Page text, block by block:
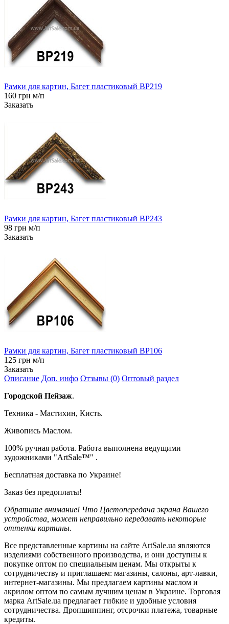
Рамки для картин, Багет пластиковый BP219
160 грн м/п
Заказать
Рамки для картин, Багет пластиковый BP243
98 грн м/п
Заказать
Рамки для картин, Багет пластиковый BP106
125 грн м/п
Заказать
Описание Доп. инфо Отзывы (0) Оптовый раздел
Городской Пейзаж.
Техника - Мастихин, Кисть.
Живопись Маслом.
100% ручная работа. Работа выполнена ведущими
художниками "ArtSale™" .
Бесплатная доставка по Украине!
Заказ без предоплаты!
Обратите внимание! Что Цветопередача экрана Вашего
устройства, может неправильно передавать некоторые
оттенки картины.
Все представленные картины на сайте ArtSale.ua являются
изделиями собственного производства, и они доступны к
покупке оптом по специальным ценам. Мы открыты к
сотрудничеству и приглашаем: магазины, салоны, арт-лавки,
интернет-магазины. Мы предлагаем картины маслом и
акрилом оптом по самым лучшим ценам в Украине. Торговая
марка ArtSale.ua предлагает гибкие и удобные условия
сотрудничества. Дропшиппинг, отсрочки платежа, товарные
кредиты.